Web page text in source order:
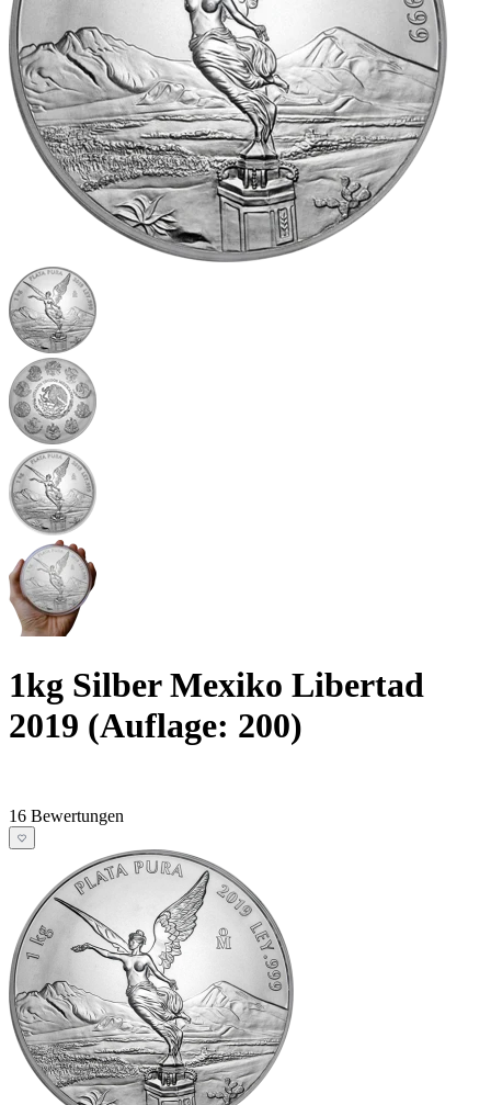
1kg Silber Mexiko Libertad
2019 (Auflage: 200)
16 Bewertungen